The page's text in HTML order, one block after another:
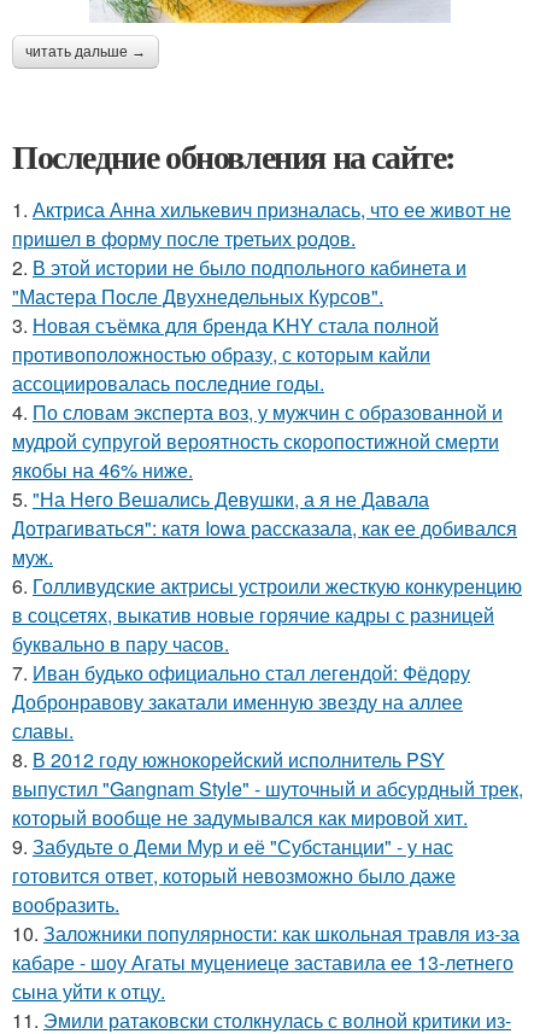
читать дальше →
Последние обновления на сайте:
1. Актриса Анна хилькевич призналась, что ее живот не
пришел в форму после третьих родов.
2. В этой истории не было подпольного кабинета и
"Мастера После Двухнедельных Курсов".
3. Новая съёмка для бренда KHY стала полной
противоположностью образу, с которым кайли
ассоциировалась последние годы.
4. По словам эксперта воз, у мужчин с образованной и
мудрой супругой вероятность скоропостижной смерти
якобы на 46% ниже.
5. "На Него Вешались Девушки, а я не Давала
Дотрагиваться": катя Iowa рассказала, как ее добивался
муж.
6. Голливудские актрисы устроили жесткую конкуренцию
в соцсетях, выкатив новые горячие кадры с разницей
буквально в пару часов.
7. Иван будько официально стал легендой: Фёдору
Добронравову закатали именную звезду на аллее
славы.
8. В 2012 году южнокорейский исполнитель PSY
выпустил "Gangnam Style" - шуточный и абсурдный трек,
который вообще не задумывался как мировой хит.
9. Забудьте о Деми Мур и её "Субстанции" - у нас
готовится ответ, который невозможно было даже
вообразить.
10. Заложники популярности: как школьная травля из-за
кабаре - шоу Агаты муцениеце заставила ее 13-летнего
сына уйти к отцу.
11. Эмили ратаковски столкнулась с волной критики из-